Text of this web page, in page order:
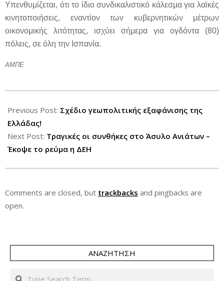
Υπενθυμίζεται, ότι το ίδιο συνδικαλιστικό κάλεσμα για λαϊκές
κινητοποιήσεις, εναντίον των κυβερνητικών μέτρων
οικονομικής λιτότητας, ισχύει σήμερα για ογδόντα (80)
πόλεις, σε όλη την Ισπανία.
ΑΜΠΕ
07-
19
Previous Post: Σχέδιο γεωπολιτικής εξαφάνισης της
Ελλάδας!
Next Post: Τραγικές οι συνθήκες στο Άσυλο Ανιάτων –
Έκοψε το ρεύμα η ΔΕΗ
Comments are closed, but trackbacks and pingbacks are
open.
ΑΝΑΖΉΤΗΣΗ
Search